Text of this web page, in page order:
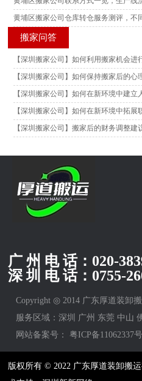
搬家问答
【深圳搬家公司】如何利用搬家机会进
【深圳搬家公司】如何保持搬家后的心
【深圳搬家公司】如何在新环境中建立
【深圳搬家公司】如何在新环境中拓展
【深圳搬家公司】搬家后的财务调整建
广 州 电 话： 020-
深 圳 电 话： 0755-
Copyright ◎ 2014 广东厚道装卸
服务区域：深圳 广州 东莞 中山
网站备案号：粤ICP备11062337号
版权所有 © 2022 广东厚道装卸搬